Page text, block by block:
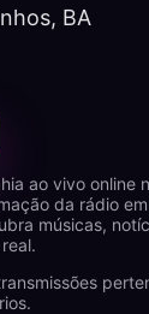
BA
ao vivo online
da rádio
músicas,